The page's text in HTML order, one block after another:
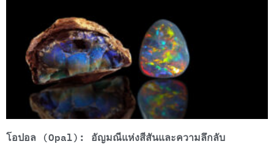
โอปอล (Opal): อัญมณีแห่งสีสันและความลึกลับ